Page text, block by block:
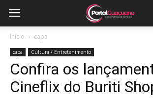
Início capa
capa Cultura / Entretenimento
Confira os
Cineflix do Buriti